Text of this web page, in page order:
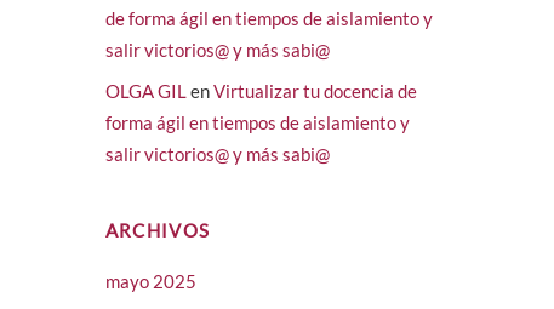
de forma ágil en tiempos de aislamiento y
salir victorios@ y más sabi@
OLGA GILenVirtualizar tu docencia de
forma ágil en tiempos de aislamiento y
salir victorios@ y más sabi@
ARCHIVOS
mayo 2025